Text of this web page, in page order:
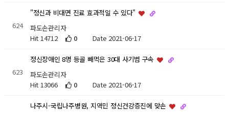
624
"정신과 비대면 진료 효과적일 수 있다"
파도손관리자
Hit 14712
0 Date 2021-06-17
623
정신장애인 8명 등골 빼먹은 30대 사기범 구속
파도손관리자
Hit 13066
0 Date 2021-06-17
나주시-국립나주병원, 지역민 정신건강증진에 맞손